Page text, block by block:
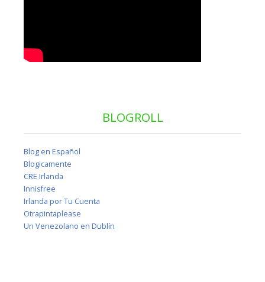
BLOGROLL
Blog en Español
Blogicamente
CRE Irlanda
Innisfree
Irlanda por Tu Cuenta
Otrapintaplease
Un Venezolano en Dublín